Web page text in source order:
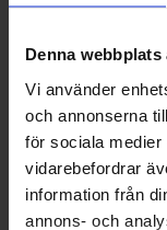
Denna
Vi använder
och annonserna
för sociala
vidarebefordrar
information från
annons- och
Felko Mega